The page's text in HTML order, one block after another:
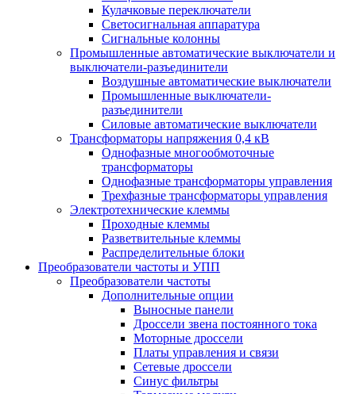
Кулачковые переключатели
Светосигнальная аппаратура
Сигнальные колонны
Промышленные автоматические выключатели и
выключатели-разъединители
Воздушные автоматические выключатели
Промышленные выключатели-
разъединители
Силовые автоматические выключатели
Трансформаторы напряжения 0,4 кВ
Однофазные многообмоточные
трансформаторы
Однофазные трансформаторы управления
Трехфазные трансформаторы управления
Электротехнические клеммы
Проходные клеммы
Разветвительные клеммы
Распределительные блоки
Преобразователи частоты и УПП
Преобразователи частоты
Дополнительные опции
Выносные панели
Дроссели звена постоянного тока
Моторные дроссели
Платы управления и связи
Сетевые дроссели
Синус фильтры